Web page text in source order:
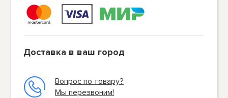
Доставка в ваш город
Вопрос по товару?
Мы перезвоним!